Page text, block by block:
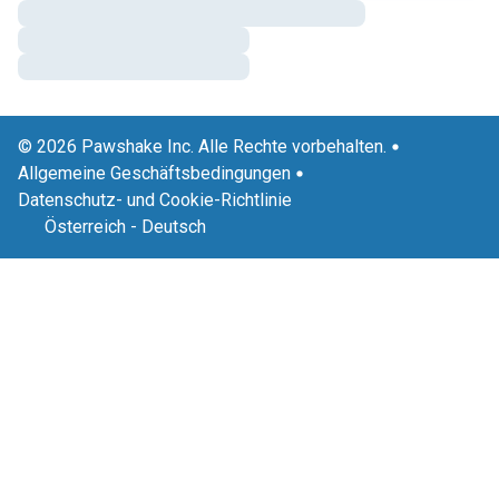
© 2026 Pawshake Inc. Alle Rechte vorbehalten.
Allgemeine Geschäftsbedingungen
Datenschutz- und Cookie-Richtlinie
Österreich - Deutsch